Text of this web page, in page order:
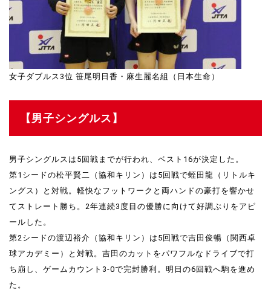
女子ダブルス3位 笹尾明日香・麻生麗名組（日本生命）
【男子シングルス】
男子シングルスは5回戦までが行われ、ベスト16が決定した。
第1シードの松平賢二（協和キリン）は5回戦で蛭田龍（リトルキ
ングス）と対戦。軽快なフットワークと両ハンドの豪打を響かせ
てストレート勝ち。2年連続3度目の優勝に向けて好調ぶりをアピ
ールした。
第2シードの渡辺裕介（協和キリン）は5回戦で吉田俊暢（関西卓
球アカデミー）と対戦。吉田のカットをパワフルなドライブで打
ち崩し、ゲームカウント3-0で完封勝利。明日の6回戦へ駒を進め
た。